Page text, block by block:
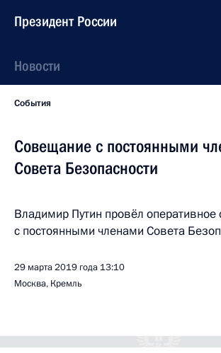
Президент России
Новости
События
Совещание с постоянными
Совета Безопасности
Владимир Путин провёл
с постоянными членами Совета
29 марта 2019 года 13:10
Москва, Кремль